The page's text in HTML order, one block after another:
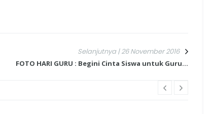
Selanjutnya | 26 November 2016
FOTO HARI GURU : Begini Cinta Siswa untuk Guru...